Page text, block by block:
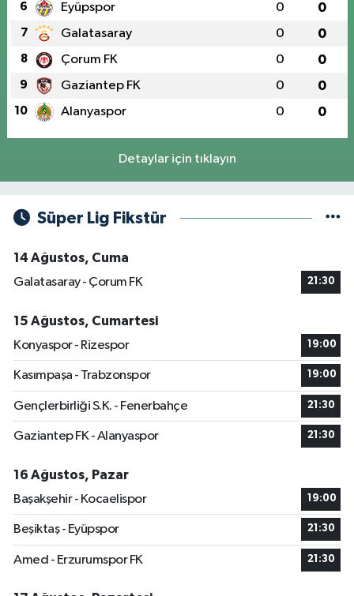
6 Eyüpspor 0 0
7 Galatasaray 0 0
8 Çorum FK 0 0
9 Gaziantep FK 0 0
10 Alanyaspor 0 0
Detaylar için tıklayın
Süper Lig Fikstür
14 Ağustos, Cuma
Galatasaray - Çorum FK
21:30
15 Ağustos, Cumartesi
Konyaspor - Rizespor
19:00
Kasımpaşa - Trabzonspor 19:00
Gençlerbirliği S.K. - Fenerbahçe 21:30
Gaziantep FK - Alanyaspor 21:30
16 Ağustos, Pazar
Başakşehir - Kocaelispor
19:00
Beşiktaş - Eyüpspor 21:30
Amed - Erzurumspor FK 21:30